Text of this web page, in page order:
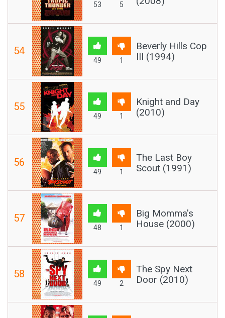
53 5
54
49 1
Beverly Hills Cop
III (1994)
55
49 1
Knight and Day
(2010)
56
49 1
The Last Boy
Scout (1991)
57
48 1
Big Momma's
House (2000)
58
49 2
The Spy Next
Door (2010)